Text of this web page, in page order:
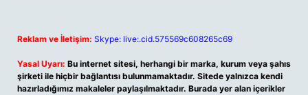
Reklam ve İletişim: Skype: live:.cid.575569c608265c69
Yasal Uyarı: Bu internet sitesi, herhangi bir marka, kurum veya şahıs
şirketi ile hiçbir bağlantısı bulunmamaktadır. Sitede yalnızca kendi
hazırladığımız makaleler paylaşılmaktadır. Burada yer alan içerikler